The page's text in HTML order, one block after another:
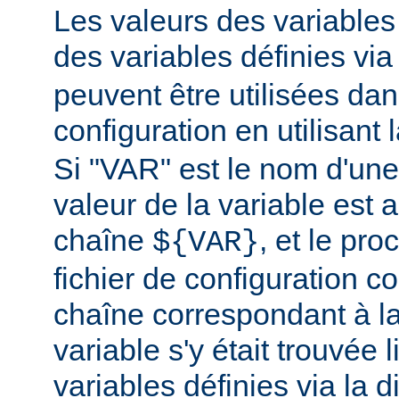
Les valeurs des
des variables définies
peuvent être utilisées
configuration en utilisant
Si "VAR" est le nom
valeur de la variable est
chaîne ${VAR}, et le
fichier de configuration
chaîne correspondant à
variable s'y était trouvée
variables définies via la